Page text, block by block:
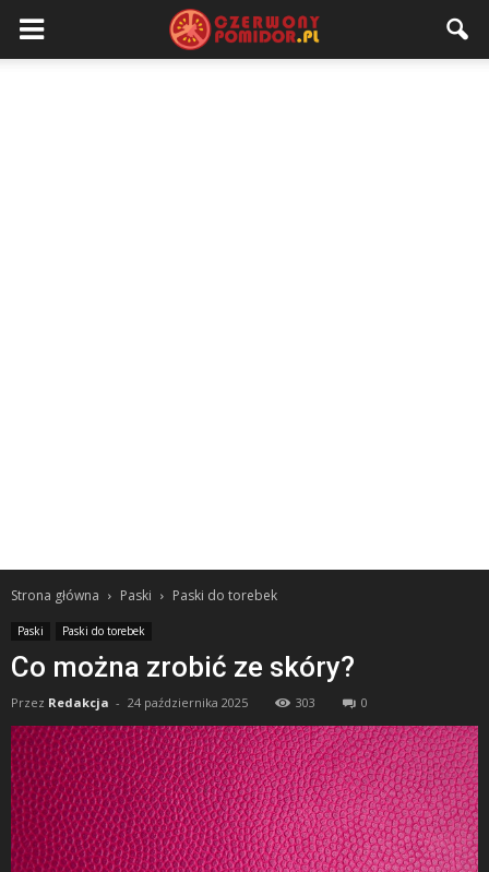
Strona główna Paski Paski do torebek
Paski Paski do torebek
Co można zrobić ze skóry?
Przez Redakcja - 24 października 2025 303 0